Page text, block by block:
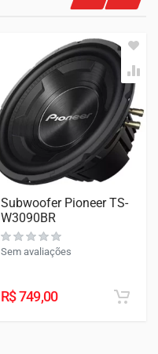
Subwoofer Pioneer TS-
W3090BR
Sem avaliações
R$749,00